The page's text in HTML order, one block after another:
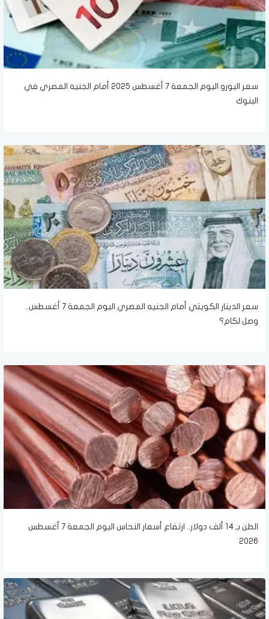
سعر اليورو اليوم الجمعة 7 أغسطس 2025 أمام الجنيه المصري في
البنوك
سعر الدينار الكويتي أمام الجنيه المصري اليوم الجمعة 7 أغسطس..
وصل لكام؟
الطن بـ 14 ألف دولار.. ارتفاع أسعار النحاس اليوم الجمعة 7 أغسطس
2026